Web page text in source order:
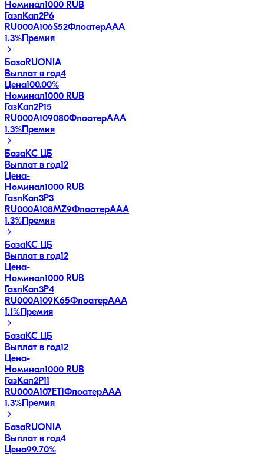
Номинал1000 RUB
ГазпКап2P6
RU000A106S52ФлоатерAAA
1.3%Премия
БазаRUONIA
Выплат в год4
Цена100.00%
Номинал1000 RUB
ГазКап2P15
RU000A109080ФлоатерAAA
1.3%Премия
БазаКС ЦБ
Выплат в год12
Цена-
Номинал1000 RUB
ГазпКап3P3
RU000A108MZ9ФлоатерAAA
1.3%Премия
БазаКС ЦБ
Выплат в год12
Цена-
Номинал1000 RUB
ГазпКап3P4
RU000A109K65ФлоатерAAA
1.1%Премия
БазаКС ЦБ
Выплат в год12
Цена-
Номинал1000 RUB
ГазКап2P11
RU000A107ET1ФлоатерAAA
1.3%Премия
БазаRUONIA
Выплат в год4
Цена99.70%